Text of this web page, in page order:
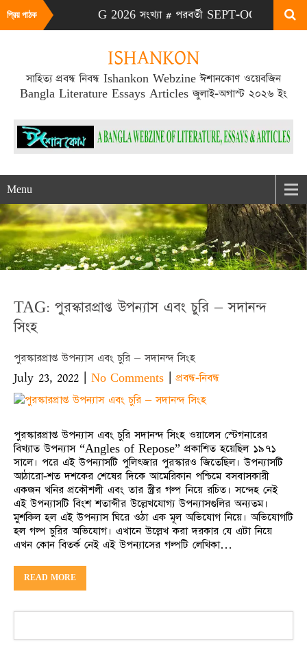
প্রিয় পাঠক
# এটা JULY-AUG 2026 সংখ্যা # পরবর্তী SEPT-OCT 2026
ISHANKON
সাহিত্য প্রবন্ধ নিবন্ধ Ishankon Webzine ঈশানকোণ ওয়েবজিন
Bangla Literature Essays Articles জুলাই-অগাস্ট ২০২৬ ইং
Menu
TAG: পুরস্কারপ্রাপ্ত উপন্যাস এবং চুরি – সদানন্দ
সিংহ
পুরস্কারপ্রাপ্ত উপন্যাস এবং চুরি – সদানন্দ সিংহ
July 23, 2022 | No Comments |প্রবন্ধ-নিবন্ধ
পুরস্কারপ্রাপ্ত উপন্যাস এবং চুরি সদানন্দ সিংহ ওয়ালেস স্টেগনারের
বিখ্যাত উপন্যাস “Angles of Repose” প্রকাশিত হয়েছিল ১৯৭১
সালে। পরে এই উপন্যাসটি পুলিৎজার পুরস্কারও জিতেছিল। উপন্যাসটি
আঠারো-শত দশকের শেষের দিকে আমেরিকান পশ্চিমে বসবাসকারী
একজন খনির প্রকৌশলী এবং তার স্ত্রীর গল্প নিয়ে রচিত। সন্দেহ নেই
এই উপন্যাসটি বিংশ শতাব্দীর উল্লেখযোগ্য উপন্যাসগুলির অন্যতম।
মুশকিল হল এই উপন্যাস ঘিরে ওঠা এক মূল অভিযোগ নিয়ে। অভিযোগটি
হল গল্প চুরির অভিযোগ। এখানে উল্লেখ করা দরকার যে এটা নিয়ে
এখন কোন বিতর্ক নেই এই উপন্যাসের গল্পটি লেখিকা…
READ MORE